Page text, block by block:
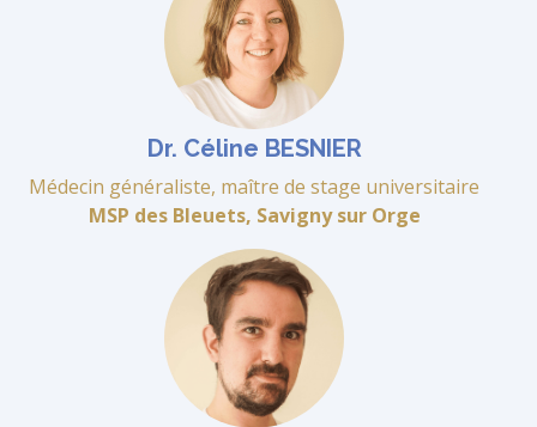
Dr. Céline BESNIER
Médecin généraliste, maître de stage universitaire
MSP des Bleuets, Savigny sur Orge